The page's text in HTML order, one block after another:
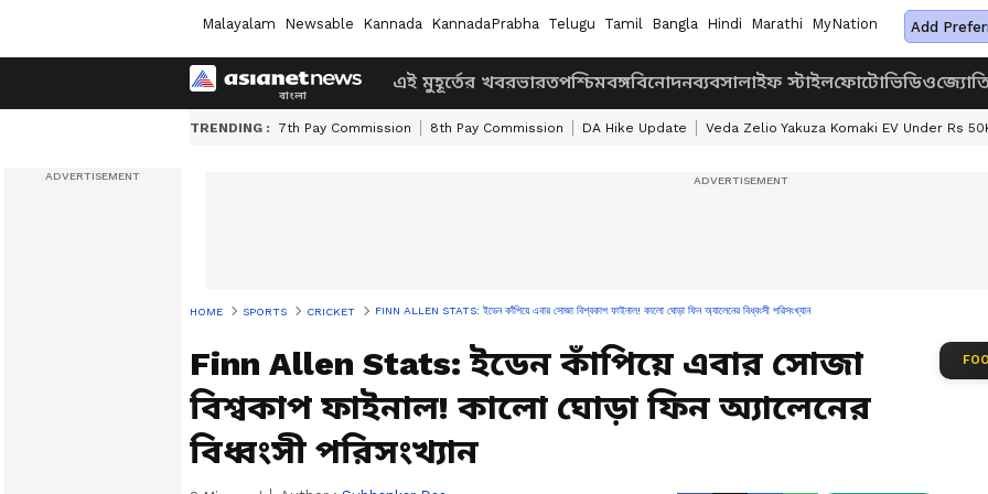
Malayalam Newsable Kannada KannadaPrabha Telugu Tamil Bangla Hindi Marathi MyNation Add
এই মুহূর্তের খবরভারতপশ্চিমবঙ্গবিনোদনব্যবসালাইফ স্টাইলফোটোভিডিও
TRENDING : 7th Pay Commission 8th Pay Commission DA Hike Update Veda Zelio Yakuza Komaki EV Under Rs
HOME SPORTS CRICKET FINN ALLEN STATS: ইডেন কাঁপিয়ে এবার সোজা বিশ্বকাপ ফাইনাল! কালো ঘোড়া ফিন অ্যালেনের বিধ্বংসী পরিসংখ্যান
Finn Allen Stats: ইডেন কাঁপিয়ে এবার সোজা
বিশ্বকাপ ফাইনাল! কালো ঘোড়া ফিন অ্যালেনের
বিধ্বংসী পরিসংখ্যান